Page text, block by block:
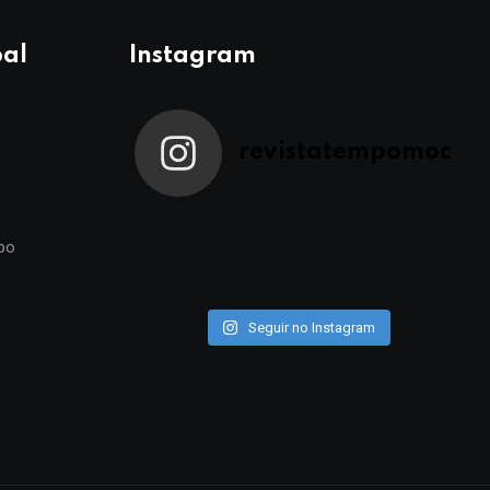
Instagram
Seguir no Instagram